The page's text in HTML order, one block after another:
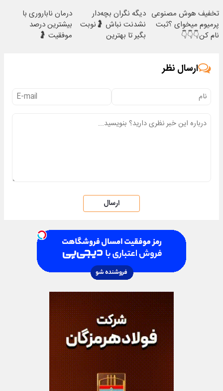
تخفیف هوش مصنوعی
پرمیوم میخوای ؟ثبت
نام کن👇👇👇
دیگه نگران بچه‌دار
نشدنت نباش 🤰نوبت
بگیر تا بهترین
درمان ناباروری با
بیشترین درصد
موفقیت 🤰
ارسال نظر
ارسال